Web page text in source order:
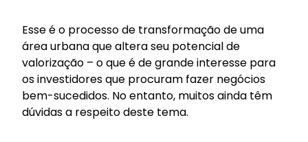
Esse é o processo de transformação de uma
área urbana que altera seu potencial de
valorização – o que é de grande interesse para
os investidores que procuram fazer negócios
bem-sucedidos. No entanto, muitos ainda têm
dúvidas a respeito deste tema.